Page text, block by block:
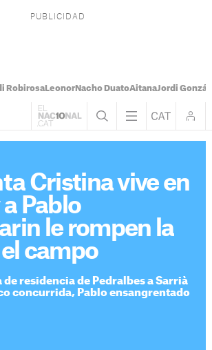
RobirosaLeonorNacho DuatoAitanaJordi
Cristina vive en
Pablo
le rompen la
campo
residencia de Pedralbes a Sarrià
concurrida, Pablo ensangrentado